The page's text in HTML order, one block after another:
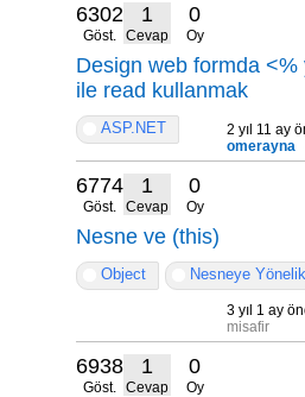
6302
Göst.
1
Cevap
0
Oy
Design web formda <%
ile read kullanmak
ASP.NET
2 yıl 11 ay
omerayna
6774
Göst.
1
Cevap
0
Oy
Nesne ve (this)
Object Nesneye Yönelik
3 yıl 1 ay
misafir
6938
Göst.
1
Cevap
0
Oy